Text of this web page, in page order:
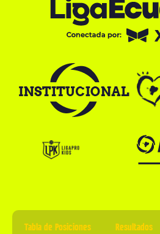
Tabla de Posiciones Resultados